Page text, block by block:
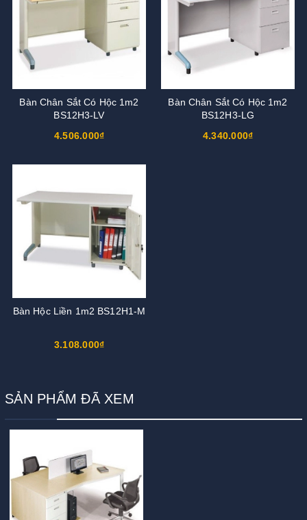
Bàn Chân Sắt Có Hộc 1m2
BS12H3-LV
4.506.000₫
Bàn Chân Sắt Có Hộc 1m2
BS12H3-LG
4.340.000₫
Bàn Hộc Liền 1m2 BS12H1-M
3.108.000₫
SẢN PHẨM ĐÃ XEM